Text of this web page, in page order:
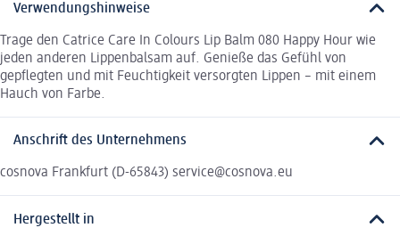
Verwendungshinweise
Trage den Catrice Care In Colours Lip Balm 080 Happy Hour wie
jeden anderen Lippenbalsam auf. Genieße das Gefühl von
gepflegten und mit Feuchtigkeit versorgten Lippen – mit einem
Hauch von Farbe.
Anschrift des Unternehmens
cosnova Frankfurt (D-65843) service@cosnova.eu
Hergestellt in